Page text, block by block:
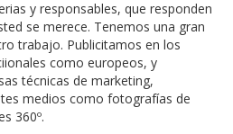
y responsables, que responden
se merece. Tenemos una gran
trabajo. Publicitamos en los
como europeos, y
técnicas de marketing,
medios como fotografías de
360º.